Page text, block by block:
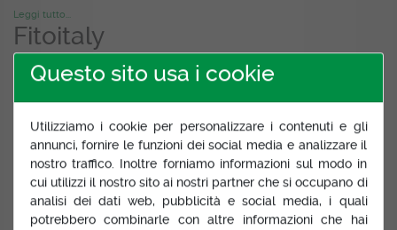
Leggi tutto...
Fitoitaly
da Favret & Vivan il 12 dicembre 2018
Venditore professionale molto qualificato e attento.
Consigliatissimo
Leggi tutto...
Fitoitaly
Questo sito usa i cookie
Utilizziamo i cookie per personalizzare i contenuti e gli
annunci, fornire le funzioni dei social media e analizzare il
nostro traffico. Inoltre forniamo informazioni sul modo in
cui utilizzi il nostro sito ai nostri partner che si occupano di
analisi dei dati web, pubblicità e social media, i quali
potrebbero combinarle con altre informazioni che hai